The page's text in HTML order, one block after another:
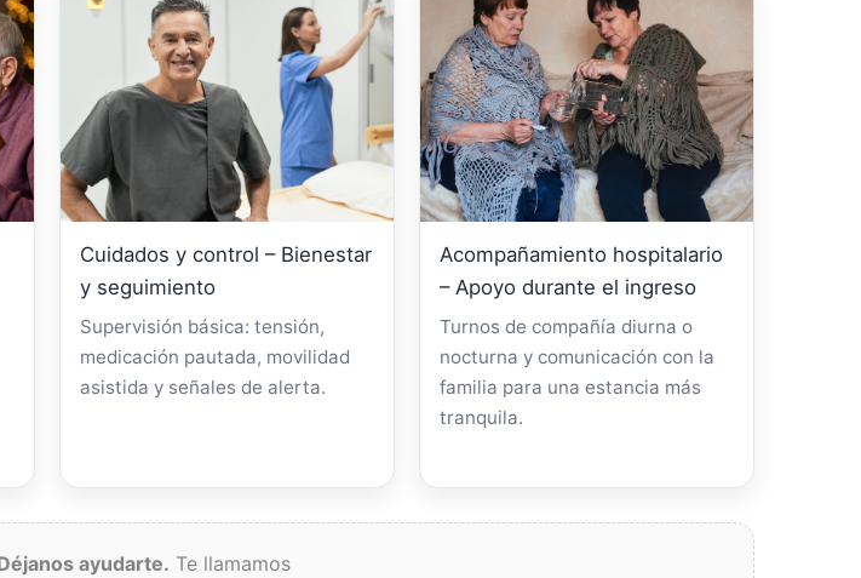
Cuidados y control – Bienestar
y seguimiento
Supervisión básica: tensión,
medicación pautada, movilidad
asistida y señales de alerta.
Acompañamiento hospitalario
– Apoyo durante el ingreso
Turnos de compañía diurna o
nocturna y comunicación con la
familia para una estancia más
tranquila.
ayudarte. Te llamamos